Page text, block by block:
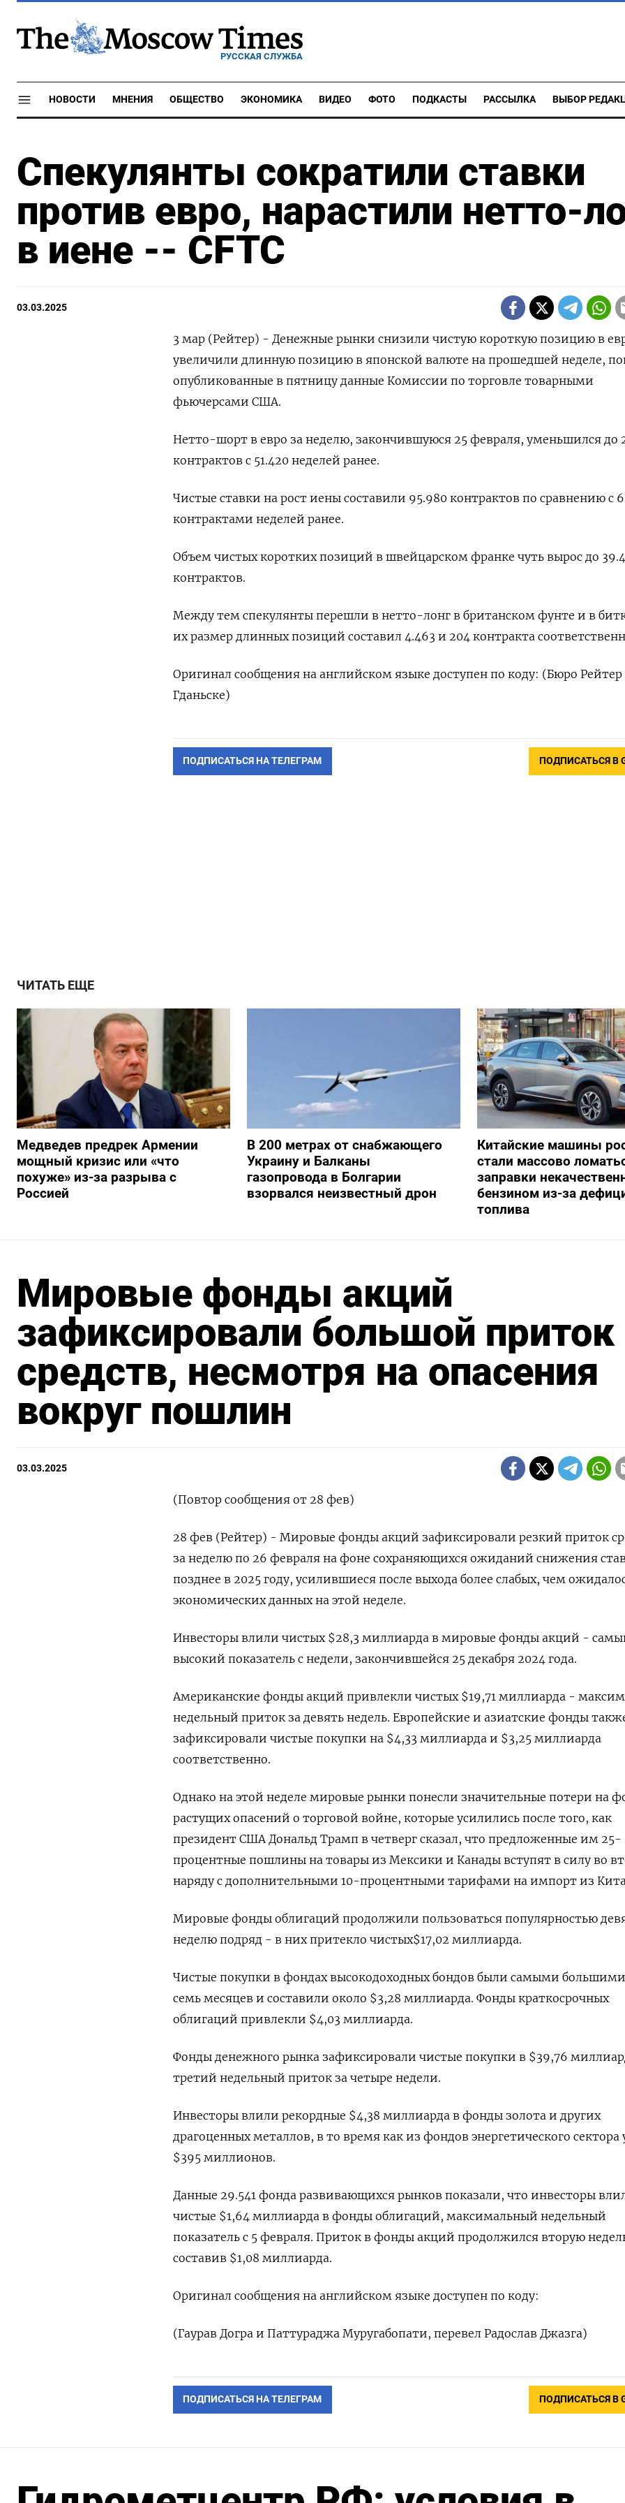
РУССКАЯ СЛУЖБА
НОВОСТИ МНЕНИЯ ОБЩЕСТВО ЭКОНОМИКА ВИДЕО ФОТО ПОДКАСТЫ РАССЫЛКА ВЫБОР
Спекулянты сократили ставки
против евро, нарастили нетто-
в иене -- CFTC
03.03.2025
3 мар (Рейтер) - Денежные рынки снизили чистую короткую позицию в
увеличили длинную позицию в японской валюте на прошедшей неделе,
опубликованные в пятницу данные Комиссии по торговле товарными
фьючерсами США.
Нетто-шорт в евро за неделю, закончившуюся 25 февраля, уменьшился до
контрактов с 51.420 неделей ранее.
Чистые ставки на рост иены составили 95.980 контрактов по сравнению с
контрактами неделей ранее.
Объем чистых коротких позиций в швейцарском франке чуть вырос до
контрактов.
Между тем спекулянты перешли в нетто-лонг в британском фунте и в
их размер длинных позиций составил 4.463 и 204 контракта
Оригинал сообщения на английском языке доступен по коду: (Бюро Рейтер
Гданьске)
ПОДПИСАТЬСЯ НА ТЕЛЕГРАМ ПОДПИСАТЬСЯ В
ЧИТАТЬ ЕЩЕ
Медведев предрек Армении
мощный кризис или «что
похуже» из-за разрыва с
Россией
В 200 метрах от снабжающего
Украину и Балканы
газопровода в Болгарии
взорвался неизвестный дрон
Китайские машины
стали массово
заправки
бензином из-за
топлива
Мировые фонды акций
зафиксировали большой приток
средств, несмотря на опасения
вокруг пошлин
03.03.2025
(Повтор сообщения от 28 фев)
28 фев (Рейтер) - Мировые фонды акций зафиксировали резкий приток
за неделю по 26 февраля на фоне сохраняющихся ожиданий снижения
позднее в 2025 году, усилившиеся после выхода более слабых, чем
экономических данных на этой неделе.
Инвесторы влили чистых $28,3 миллиарда в мировые фонды акций -
высокий показатель с недели, закончившейся 25 декабря 2024 года.
Американские фонды акций привлекли чистых $19,71 миллиарда -
недельный приток за девять недель. Европейские и азиатские фонды
зафиксировали чистые покупки на $4,33 миллиарда и $3,25 миллиарда
соответственно.
Однако на этой неделе мировые рынки понесли значительные потери на
растущих опасений о торговой войне, которые усилились после того, как
президент США Дональд Трамп в четверг сказал, что предложенные им 25-
процентные пошлины на товары из Мексики и Канады вступят в силу во
наряду с дополнительными 10-процентными тарифами на импорт из
Мировые фонды облигаций продолжили пользоваться популярностью
неделю подряд - в них притекло чистых$17,02 миллиарда.
Чистые покупки в фондах высокодоходных бондов были самыми
семь месяцев и составили около $3,28 миллиарда. Фонды краткосрочных
облигаций привлекли $4,03 миллиарда.
Фонды денежного рынка зафиксировали чистые покупки в $39,76
третий недельный приток за четыре недели.
Инвесторы влили рекордные $4,38 миллиарда в фонды золота и других
драгоценных металлов, в то время как из фондов энергетического сектора
$395 миллионов.
Данные 29.541 фонда развивающихся рынков показали, что инвесторы
чистые $1,64 миллиарда в фонды облигаций, максимальный недельный
показатель с 5 февраля. Приток в фонды акций продолжился вторую
составив $1,08 миллиарда.
Оригинал сообщения на английском языке доступен по коду:
(Гаурав Догра и Паттураджа Муругабопати, перевел Радослав Джазга)
ПОДПИСАТЬСЯ НА ТЕЛЕГРАМ ПОДПИСАТЬСЯ В